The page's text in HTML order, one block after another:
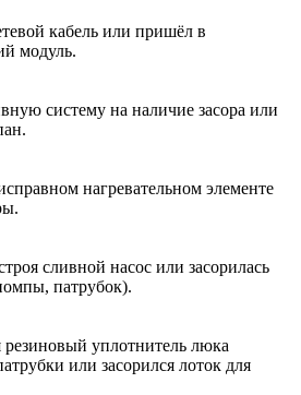
кабель или пришёл в
модуль.
систему на наличие засора или
нагревательном элементе
сливной насос или засорилась
патрубок).
уплотнитель люка
или засорился лоток для